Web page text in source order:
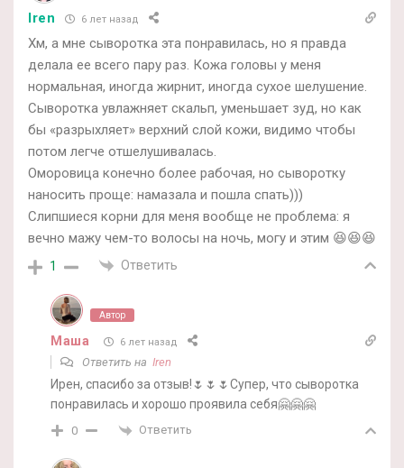
Iren 6 лет назад
Хм, а мне сыворотка эта понравилась, но я правда
делала ее всего пару раз. Кожа головы у меня
нормальная, иногда жирнит, иногда сухое шелушение.
Сыворотка увлажняет скальп, уменьшает зуд, но как
бы «разрыхляет» верхний слой кожи, видимо чтобы
потом легче отшелушивалась.
Оморовица конечно более рабочая, но сыворотку
наносить проще: намазала и пошла спать)))
Слипшиеся корни для меня вообще не проблема: я
вечно мажу чем-то волосы на ночь, могу и этим 😆😆😆
1 Ответить
Автор
Маша 6 лет назад
Ответить на Iren
Ирен, спасибо за отзыв!🌷🌷🌷Супер, что сыворотка
понравилась и хорошо проявила себя🤗🤗🤗
0 Ответить